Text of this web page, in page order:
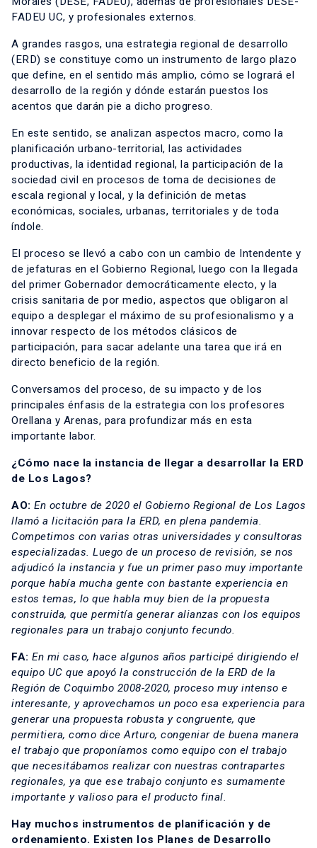
FADEU UC, y profesionales externos.
A grandes rasgos, una estrategia regional de desarrollo
(ERD) se constituye como un instrumento de largo plazo
que define, en el sentido más amplio, cómo se logrará el
desarrollo de la región y dónde estarán puestos los
acentos que darán pie a dicho progreso.
En este sentido, se analizan aspectos macro, como la
planificación urbano-territorial, las actividades
productivas, la identidad regional, la participación de la
sociedad civil en procesos de toma de decisiones de
escala regional y local, y la definición de metas
económicas, sociales, urbanas, territoriales y de toda
índole.
El proceso se llevó a cabo con un cambio de Intendente y
de jefaturas en el Gobierno Regional, luego con la llegada
del primer Gobernador democráticamente electo, y la
crisis sanitaria de por medio, aspectos que obligaron al
equipo a desplegar el máximo de su profesionalismo y a
innovar respecto de los métodos clásicos de
participación, para sacar adelante una tarea que irá en
directo beneficio de la región.
Conversamos del proceso, de su impacto y de los
principales énfasis de la estrategia con los profesores
Orellana y Arenas, para profundizar más en esta
importante labor.
¿Cómo nace la instancia de llegar a desarrollar la ERD
de Los Lagos?
AO: En octubre de 2020 el Gobierno Regional de Los Lagos
llamó a licitación para la ERD, en plena pandemia.
Competimos con varias otras universidades y consultoras
especializadas. Luego de un proceso de revisión, se nos
adjudicó la instancia y fue un primer paso muy importante
porque había mucha gente con bastante experiencia en
estos temas, lo que habla muy bien de la propuesta
construida, que permitía generar alianzas con los equipos
regionales para un trabajo conjunto fecundo.
FA: En mi caso, hace algunos años participé dirigiendo el
equipo UC que apoyó la construcción de la ERD de la
Región de Coquimbo 2008-2020, proceso muy intenso e
interesante, y aprovechamos un poco esa experiencia para
generar una propuesta robusta y congruente, que
permitiera, como dice Arturo, congeniar de buena manera
el trabajo que proponíamos como equipo con el trabajo
que necesitábamos realizar con nuestras contrapartes
regionales, ya que ese trabajo conjunto es sumamente
importante y valioso para el producto final.
Hay muchos instrumentos de planificación y de
ordenamiento. Existen los Planes de Desarrollo